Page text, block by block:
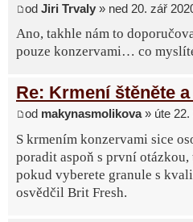
od Jiri Trvaly » ned 20. zář
Ano, takhle nám to
pouze konzervami… co
Re: Krmení štěněte
od makynasmolikova» úte 22.
S krmením konzervami sice
poradit aspoň s první otázkou,
pokud vyberete granule s
osvědčil Brit Fresh.